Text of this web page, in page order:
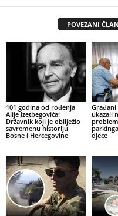
POVEZANI
101 godina od rođenja
Alije Izetbegovića:
Državnik koji je obilježio
savremenu historiju
Bosne i Hercegovine
Građani
ukazali
djece